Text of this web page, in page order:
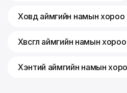
Ховд аймгийн намын хороо
Хөвсгөл аймгийн намын хороо
Хэнтий аймгийн намын